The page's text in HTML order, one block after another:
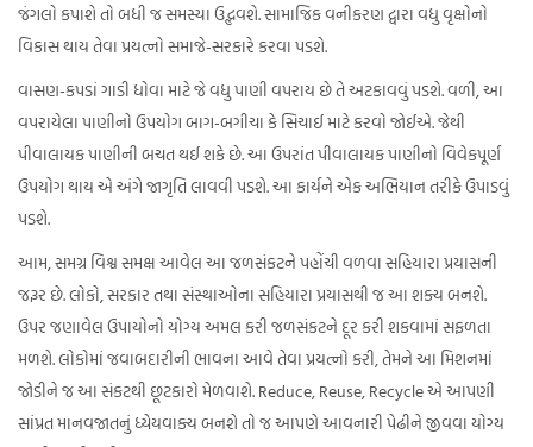
જંગલો કપાશે તો બધી જ સમસ્યા ઉદ્ભવશે. સામાજિક વનીકરણ દ્વારા વધુ વૃક્ષોનો
વિકાસ થાય તેવા પ્રયત્નો સમાજે-સરકારે કરવા પડશે.
વાસણ-કપડાં ગાડી ધોવા માટે જે વધુ પાણી વપરાય છે તે અટકાવવું પડશે. વળી, આ
વપરાયેલા પાણીનો ઉપયોગ બાગ-બગીચા કે સિચાઈ માટે કરવો જોઈએ. જેથી
પીવાલાયક પાણીની બચત થઈ શકે છે. આ ઉપરાંત પીવાલાયક પાણીનો વિવેકપૂર્ણ
ઉપયોગ થાય એ અંગે જાગૃતિ લાવવી પડશે. આ કાર્યને એક અભિયાન તરીકે ઉપાડવું
પડશે.
આમ, સમગ્ર વિશ્વ સમક્ષ આવેલ આ જળસંકટને પહોંચી વળવા સહિયારા પ્રયાસની
જરૂર છે. લોકો, સરકાર તથા સંસ્થાઓના સહિયારા પ્રયાસથી જ આ શક્ય બનશે.
ઉપર જણાવેલ ઉપાયોનો યોગ્ય અમલ કરી જળસંકટને દૂર કરી શકવામાં સફળતા
મળશે. લોકોમાં જવાબદારીની ભાવના આવે તેવા પ્રયત્નો કરી, તેમને આ મિશનમાં
જોડીને જ આ સંકટથી છૂટકારો મેળવાશે. Reduce, Reuse, Recycle એ આપણી
સાંપ્રત માનવજાતનું ધ્યેયવાક્ય બનશે તો જ આપણે આવનારી પેઢીને જીવવા યોગ્ય